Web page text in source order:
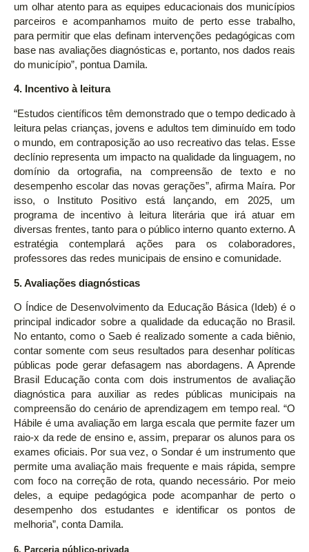
um olhar atento para as equipes educacionais dos municípios
parceiros e acompanhamos muito de perto esse trabalho,
para permitir que elas definam intervenções pedagógicas com
base nas avaliações diagnósticas e, portanto, nos dados reais
do município”, pontua Damila.
4. Incentivo à leitura
“Estudos científicos têm demonstrado que o tempo dedicado à
leitura pelas crianças, jovens e adultos tem diminuído em todo
o mundo, em contraposição ao uso recreativo das telas. Esse
declínio representa um impacto na qualidade da linguagem, no
domínio da ortografia, na compreensão de texto e no
desempenho escolar das novas gerações”, afirma Maíra. Por
isso, o Instituto Positivo está lançando, em 2025, um
programa de incentivo à leitura literária que irá atuar em
diversas frentes, tanto para o público interno quanto externo. A
estratégia contemplará ações para os colaboradores,
professores das redes municipais de ensino e comunidade.
5. Avaliações diagnósticas
O Índice de Desenvolvimento da Educação Básica (Ideb) é o
principal indicador sobre a qualidade da educação no Brasil.
No entanto, como o Saeb é realizado somente a cada biênio,
contar somente com seus resultados para desenhar políticas
públicas pode gerar defasagem nas abordagens. A Aprende
Brasil Educação conta com dois instrumentos de avaliação
diagnóstica para auxiliar as redes públicas municipais na
compreensão do cenário de aprendizagem em tempo real. “O
Hábile é uma avaliação em larga escala que permite fazer um
raio-x da rede de ensino e, assim, preparar os alunos para os
exames oficiais. Por sua vez, o Sondar é um instrumento que
permite uma avaliação mais frequente e mais rápida, sempre
com foco na correção de rota, quando necessário. Por meio
deles, a equipe pedagógica pode acompanhar de perto o
desempenho dos estudantes e identificar os pontos de
melhoria”, conta Damila.
6. Parceria público-privada